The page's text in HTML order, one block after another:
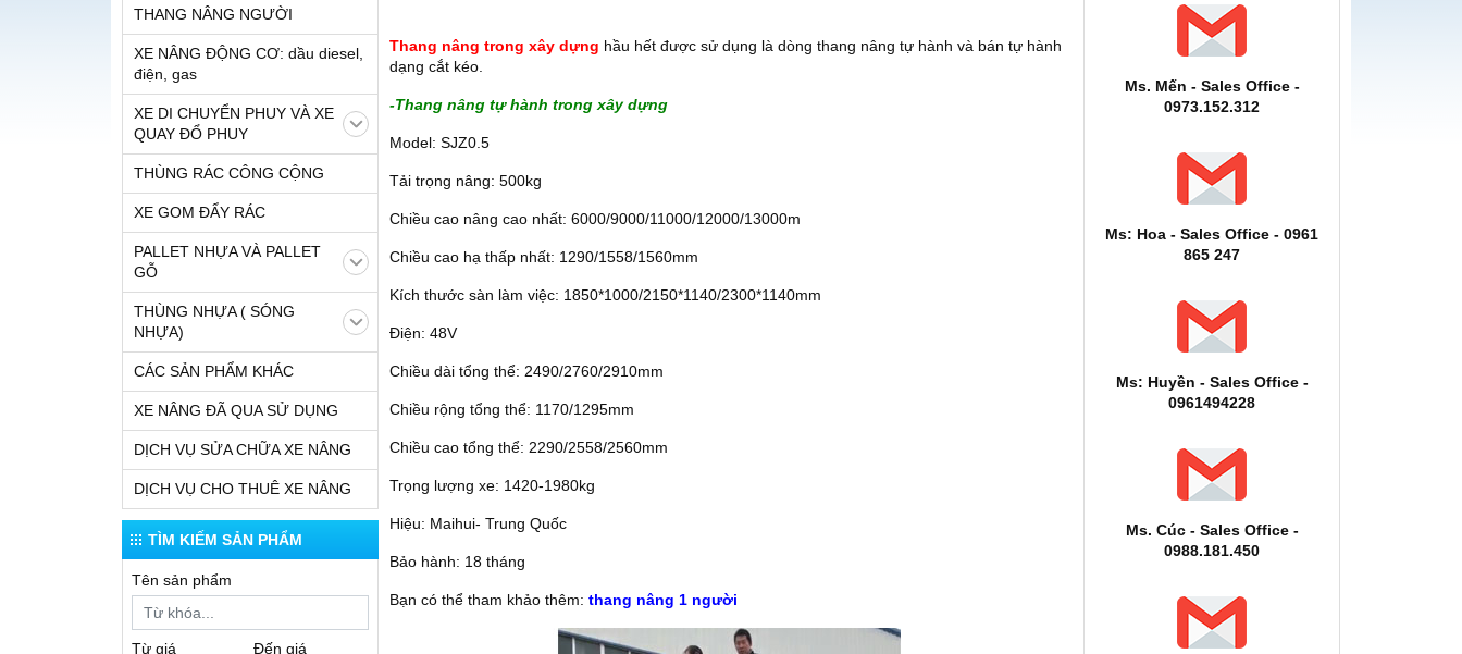
THANG NÂNG NGƯỜI
XE NÂNG ĐỘNG CƠ: dầu diesel,
điện, gas
XE DI CHUYỂN PHUY VÀ XE
QUAY ĐỔ PHUY
THÙNG RÁC CÔNG CỘNG
XE GOM ĐẨY RÁC
PALLET NHỰA VÀ PALLET
GỖ
THÙNG NHỰA ( SÓNG
NHỰA)
CÁC SẢN PHẨM KHÁC
XE NÂNG ĐÃ QUA SỬ DỤNG
DỊCH VỤ SỬA CHỮA XE NÂNG
DỊCH VỤ CHO THUÊ XE NÂNG
TÌM KIẾM SẢN PHẨM
Tên sản phẩm
Từ giá Đến giá
Thang nâng trong xây dựng hầu hết được sử dụng là dòng thang nâng tự hành và bán tự hành
dạng cắt kéo.
-Thang nâng tự hành trong xây dựng
Model: SJZ0.5
Tải trọng nâng: 500kg
Chiều cao nâng cao nhất: 6000/9000/11000/12000/13000m
Chiều cao hạ thấp nhất: 1290/1558/1560mm
Kích thước sàn làm việc: 1850*1000/2150*1140/2300*1140mm
Điện: 48V
Chiều dài tổng thể: 2490/2760/2910mm
Chiều rộng tổng thể: 1170/1295mm
Chiều cao tổng thể: 2290/2558/2560mm
Trọng lượng xe: 1420-1980kg
Hiệu: Maihui- Trung Quốc
Bảo hành: 18 tháng
Bạn có thể tham khảo thêm: thang nâng 1 người
Ms. Mến - Sales Office -
0973.152.312
Ms: Hoa - Sales Office - 0961
865 247
Ms: Huyền - Sales Office -
0961494228
Ms. Cúc - Sales Office -
0988.181.450